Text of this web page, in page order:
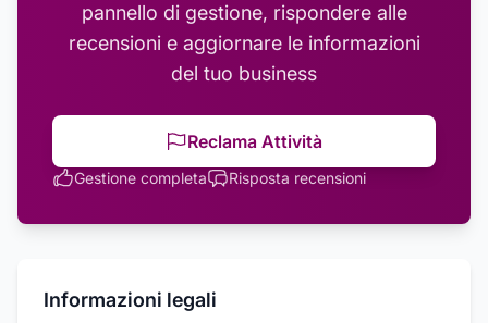
pannello di gestione, rispondere alle
recensioni e aggiornare le informazioni
del tuo business
Reclama Attività
Gestione completa Risposta recensioni
Informazioni legali